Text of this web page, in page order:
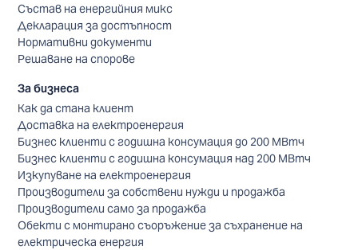
Състав на енергийния микс
Декларация за достъпност
Нормативни документи
Решаване на спорове
За бизнеса
Как да стана клиент
Доставка на електроенергия
Бизнес клиенти с годишна консумация до 200 МВтч
Бизнес клиенти с годишна консумация над 200 МВтч
Изкупуване на електроенергия
Производители за собствени нужди и продажба
Производители само за продажба
Обекти с монтирано съоръжение за съхранение на
електрическа енергия